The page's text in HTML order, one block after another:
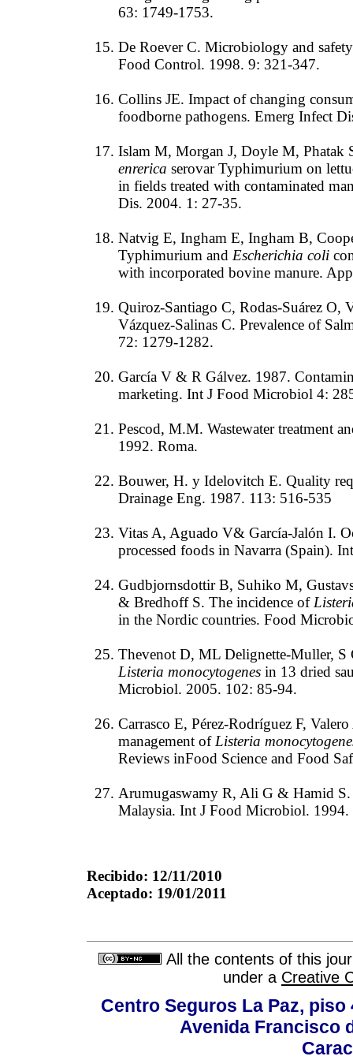
63: 1749-1753.
De Roever C. Microbiology and
Food Control. 1998. 9: 321-347.
Collins JE. Impact of changing
foodborne pathogens. Emerg Infect
Islam M, Morgan J, Doyle M, Phatak
enrerica serovar Typhimurium on
in fields treated with contaminated
Dis. 2004. 1: 27-35.
Natvig E, Ingham E, Ingham B,
Typhimurium and Escherichia coli
with incorporated bovine manure.
Quiroz-Santiago C, Rodas-Suárez O,
Vázquez-Salinas C. Prevalence of
72: 1279-1282.
García V & R Gálvez. 1987.
marketing. Int J Food Microbiol 4:
Pescod, M.M. Wastewater treatment
1992. Roma.
Bouwer, H. y Idelovitch E. Quality
Drainage Eng. 1987. 113: 516-535
Vitas A, Aguado V& García-Jalón I.
processed foods in Navarra (Spain).
Gudbjornsdottir B, Suhiko M,
& Bredhoff S. The incidence of
in the Nordic countries. Food
Thevenot D, ML Delignette-Muller, S
Listeria monocytogenes in 13 dried
Microbiol. 2005. 102: 85-94.
Carrasco E, Pérez-Rodríguez F,
management ofListeria
Reviews inFood Science and Food
Arumugaswamy R, Ali G & Hamid
Malaysia. Int J Food Microbiol. 1994.
Recibido: 12/11/2010
Aceptado: 19/01/2011
All the contents of this
under a Creative
Centro Seguros La Paz,
Avenida Francisco